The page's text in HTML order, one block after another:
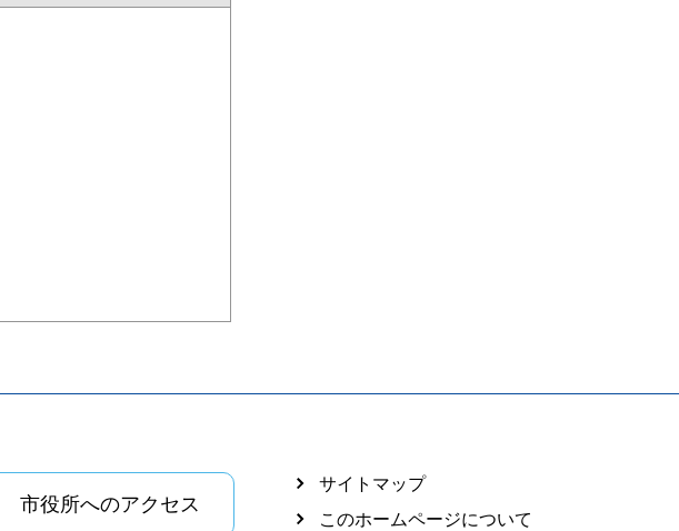
市役所へのアクセス
サイトマップ
このホームページについて